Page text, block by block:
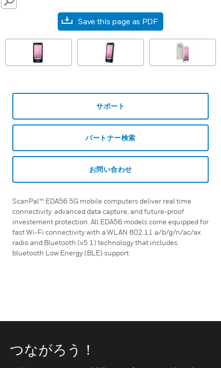
SEARCH
Save this page as PDF
サポート
パートナー検索
お問い合わせ
ScanPal™ EDA56 5G mobile computers deliver real time
connectivity. advanced data capture, and future-proof
investement protection. All EDA56 models come equipped for
fast Wi-Fi connectivity with a WLAN 802.11 a/b/g/n/ac/ax
radio and Bluetooth (v5.1) technology that includes
bluetooth Low Energy (BLE) support.
つながろう！